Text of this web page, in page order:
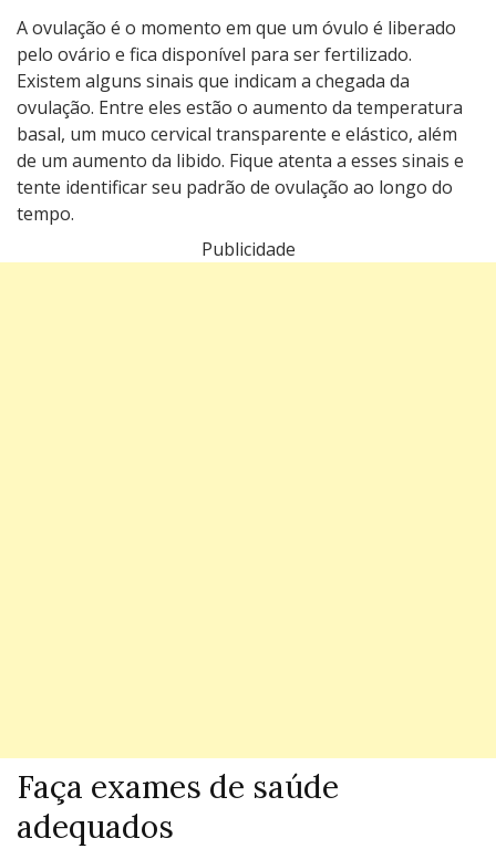
A ovulação é o momento em que um óvulo é liberado
pelo ovário e fica disponível para ser fertilizado.
Existem alguns sinais que indicam a chegada da
ovulação. Entre eles estão o aumento da temperatura
basal, um muco cervical transparente e elástico, além
de um aumento da libido. Fique atenta a esses sinais e
tente identificar seu padrão de ovulação ao longo do
tempo.
Publicidade
Faça exames de saúde
adequados